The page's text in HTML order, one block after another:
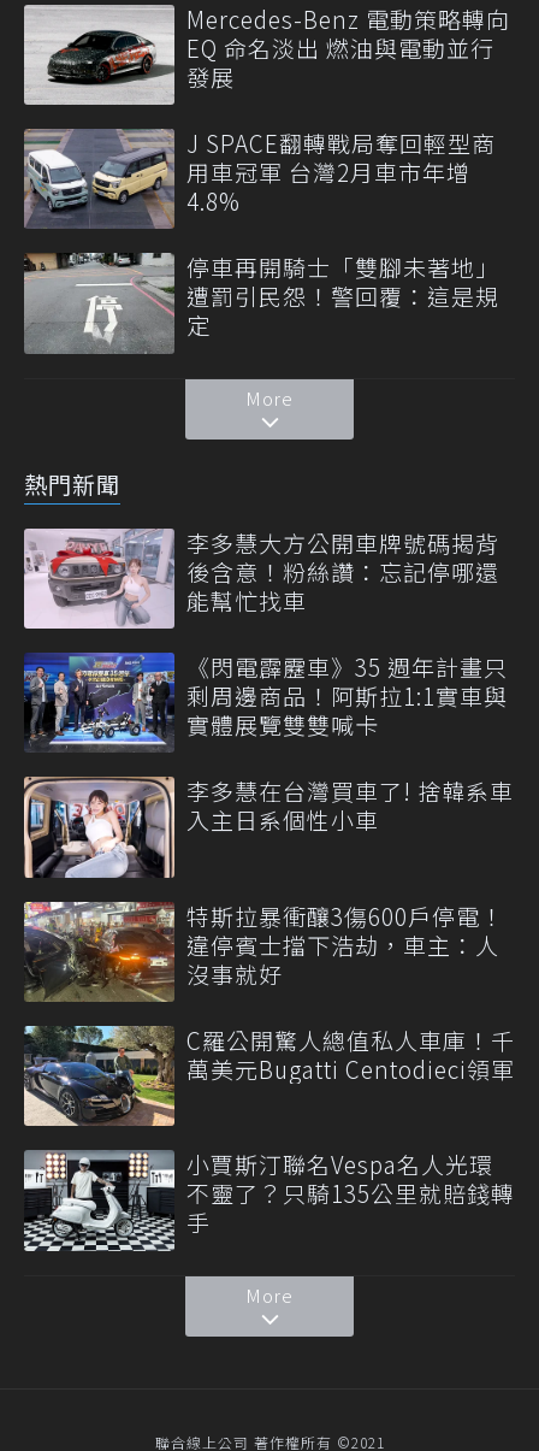
Mercedes-Benz 電動策略轉向
EQ 命名淡出 燃油與電動並行
發展
J SPACE翻轉戰局奪回輕型商
用車冠軍 台灣2月車市年增
4.8%
停車再開騎士「雙腳未著地」
遭罰引民怨！警回覆：這是規
定
More
熱門新聞
李多慧大方公開車牌號碼揭背
後含意！粉絲讚：忘記停哪還
能幫忙找車
《閃電霹靂車》35 週年計畫只
剩周邊商品！阿斯拉1:1實車與
實體展覽雙雙喊卡
李多慧在台灣買車了! 捨韓系車
入主日系個性小車
特斯拉暴衝釀3傷600戶停電！
違停賓士擋下浩劫，車主：人
沒事就好
C羅公開驚人總值私人車庫！千
萬美元Bugatti Centodieci領軍
小賈斯汀聯名Vespa名人光環
不靈了？只騎135公里就賠錢轉
手
More
聯合線上公司 著作權所有 ©2021